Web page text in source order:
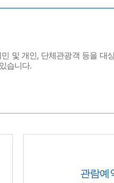
및 개인, 단체관광객 등을 대
습니다.
관람예